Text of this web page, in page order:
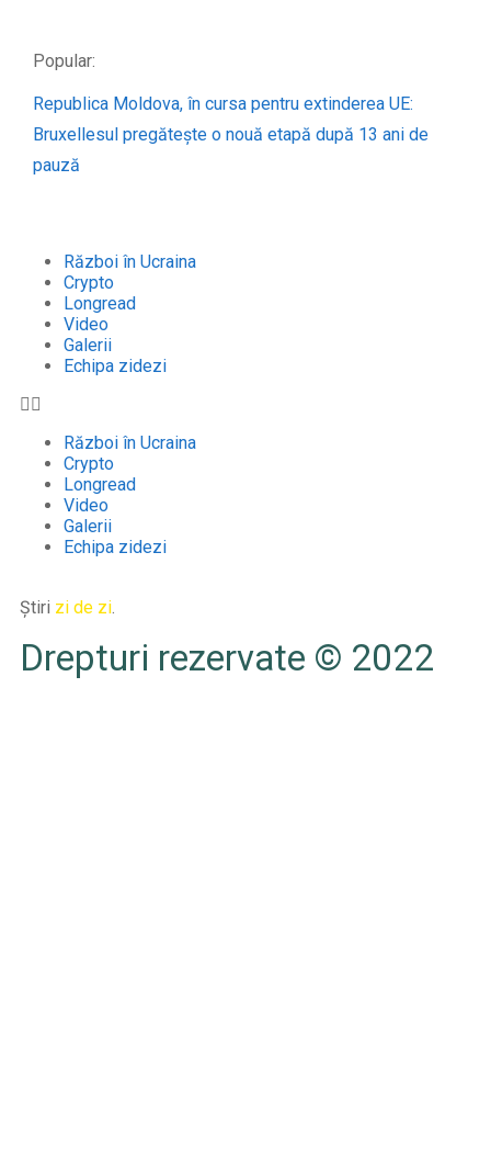
Popular:
Republica Moldova, în cursa pentru extinderea UE:
Bruxellesul pregătește o nouă etapă după 13 ani de
pauză
Război în Ucraina
Crypto
Longread
Video
Galerii
Echipa zidezi
Război în Ucraina
Crypto
Longread
Video
Galerii
Echipa zidezi
Știri zi de zi.
Drepturi rezervate © 2022